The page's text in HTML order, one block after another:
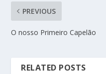
PREVIOUS
O nosso Primeiro Capelão
RELATED POSTS